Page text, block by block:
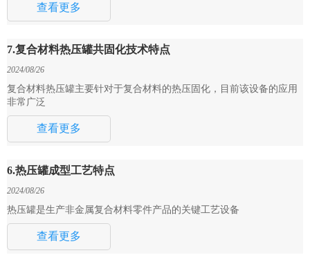
术完整性。查看更多
7.复合材料热压罐共固化技术特点
2024/08/26
复合材料热压罐主要针对于复合材料的热压固化，目前该设备的应用
非常广泛
查看更多
6.热压罐成型工艺特点
2024/08/26
热压罐是生产非金属复合材料零件产品的关键工艺设备
查看更多